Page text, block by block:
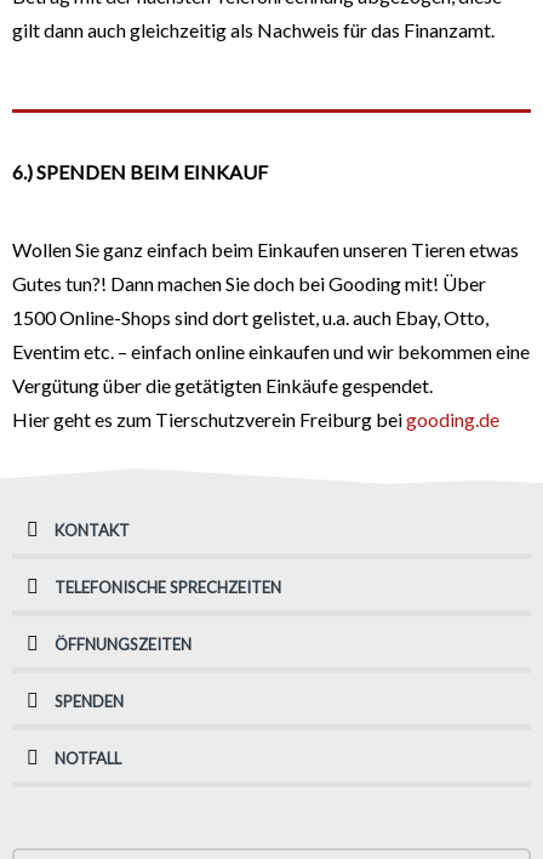
gilt dann auch gleichzeitig als Nachweis für das Finanzamt.
6.) SPENDEN BEIM EINKAUF
Wollen Sie ganz einfach beim Einkaufen unseren Tieren etwas
Gutes tun?! Dann machen Sie doch bei Gooding mit! Über
1500 Online-Shops sind dort gelistet, u.a. auch Ebay, Otto,
Eventim etc. – einfach online einkaufen und wir bekommen eine
Vergütung über die getätigten Einkäufe gespendet.
Hier geht es zum Tierschutzverein Freiburg beigooding.de
KONTAKT
TELEFONISCHE SPRECHZEITEN
ÖFFNUNGSZEITEN
SPENDEN
NOTFALL